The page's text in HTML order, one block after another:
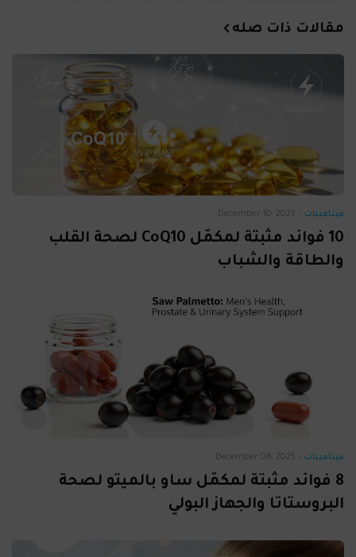
مقالات ذات صله
فيتامينات -
December 10, 2025
10 فوائد مثبتة لمكمّل CoQ10 لصحة القلب
والطاقة والشباب
فيتامينات -
December 06, 2025
8 فوائد مثبتة لمكمّل ساو بالميتو لصحة
البروستاتا والجهاز البولي